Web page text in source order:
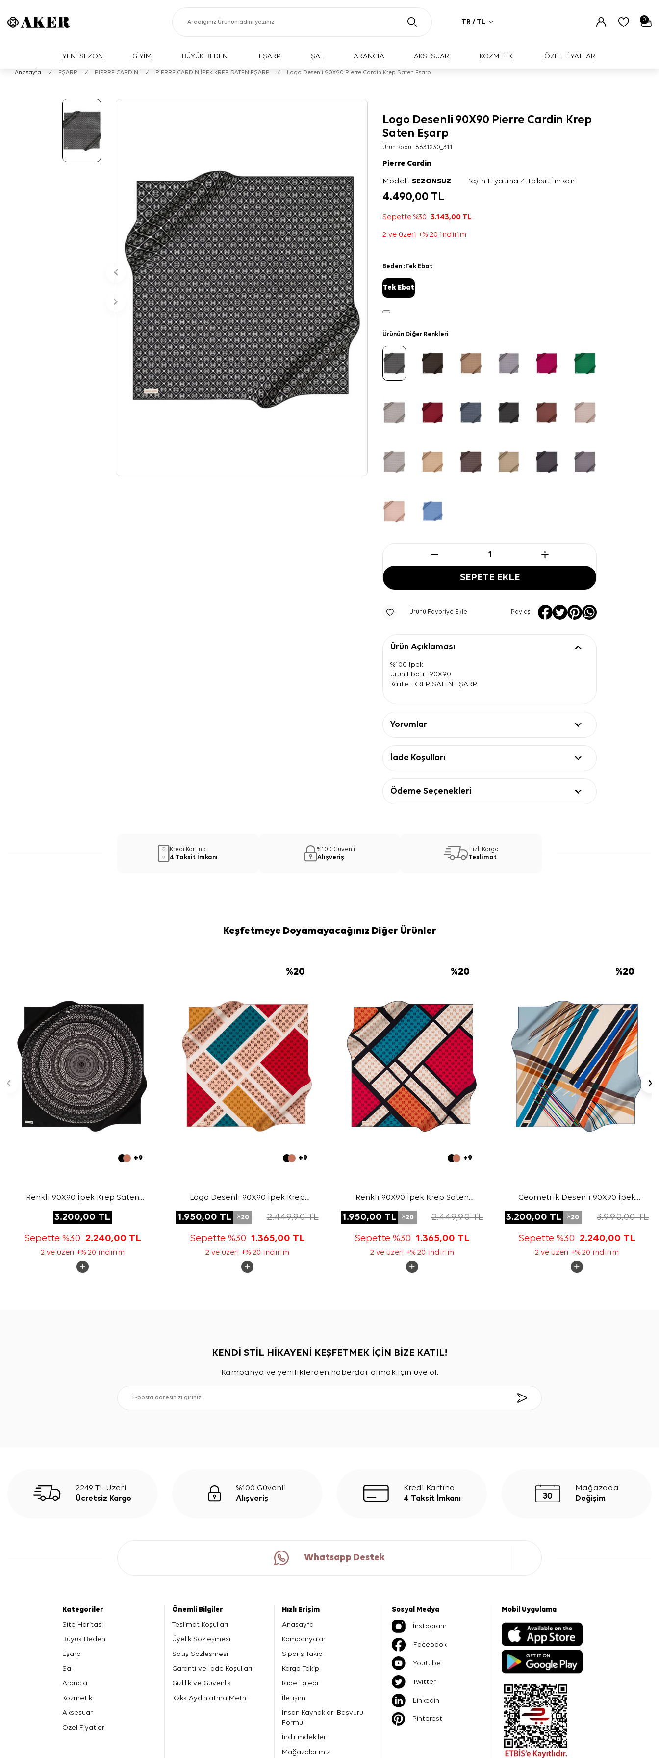
TR / TL 0
YENİ SEZON GİYİM BÜYÜK BEDEN EŞARP ŞAL ARANCIA AKSESUAR KOZMETİK ÖZEL FİYATLAR
Anasayfa / EŞARP / PIERRE CARDIN / PİERRE CARDİN İPEK KREP SATEN EŞARP / Logo Desenli 90X90 Pierre Cardin Krep Saten Eşarp
Logo Desenli 90X90 Pierre Cardin Krep
Saten Eşarp
Ürün Kodu : 8631230_311
Pierre Cardin
Model :SEZONSUZ Peşin Fiyatına 4 Taksit İmkanı
4.490,00 TL
Sepette %303.143,00 TL
2 ve üzeri +% 20 indirim
Beden :Tek Ebat
Tek Ebat
Ürünün Diğer Renkleri
SEPETE EKLE
Ürünü Favoriye Ekle Paylaş
Ürün Açıklaması
%100 İpek
Ürün Ebatı : 90X90
Kalite : KREP SATEN EŞARP
Yorumlar
İade Koşulları
Ödeme Seçenekleri
Kredi Kartına
4 Taksit İmkanı
%100 Güvenli
Alışveriş
Hızlı Kargo
Teslimat
Keşfetmeye Doyamayacağınız Diğer Ürünler
+9
Renkli 90X90 İpek Krep Saten
3.200,00 TL
Sepette %30 2.240,00 TL
2 ve üzeri +% 20 indirim
%20
+9
Logo Desenli 90X90 İpek Krep
1.950,00 TL %20 2.449,90TL
Sepette %30 1.365,00 TL
2 ve üzeri +% 20 indirim
%20
+9
Renkli 90X90 İpek Krep Saten
1.950,00 TL %20 2.449,90TL
Sepette %30 1.365,00 TL
2 ve üzeri +% 20 indirim
%20
Geometrik Desenli 90X90 İpek
3.200,00 TL %20 3.990,00TL
Sepette %30 2.240,00 TL
2 ve üzeri +% 20 indirim
KENDİ STİL HİKAYENİ KEŞFETMEK İÇİN BİZE KATIL!
Kampanya ve yeniliklerden haberdar olmak için üye ol.
2249 TL Üzeri
Ücretsiz Kargo
%100 Güvenli
Alışveriş
Kredi Kartına
4 Taksit İmkanı
Mağazada
Değişim
Whatsapp Destek
Kategoriler
Site Haritası
Büyük Beden
Eşarp
Şal
Arancia
Kozmetik
Aksesuar
Özel Fiyatlar
Önemli Bilgiler
Teslimat Koşulları
Üyelik Sözleşmesi
Satış Sözleşmesi
Garanti ve İade Koşulları
Gizlilik ve Güvenlik
Kvkk Aydınlatma Metni
Hızlı Erişim
Anasayfa
Kampanyalar
Sipariş Takip
Kargo Takip
İade Talebi
İletişim
İnsan Kaynakları Başvuru
Formu
İndirimdekiler
Mağazalarımız
Sosyal Medya
İnstagram
Facebook
Youtube
Twitter
Linkedin
Pinterest
Mobil Uygulama